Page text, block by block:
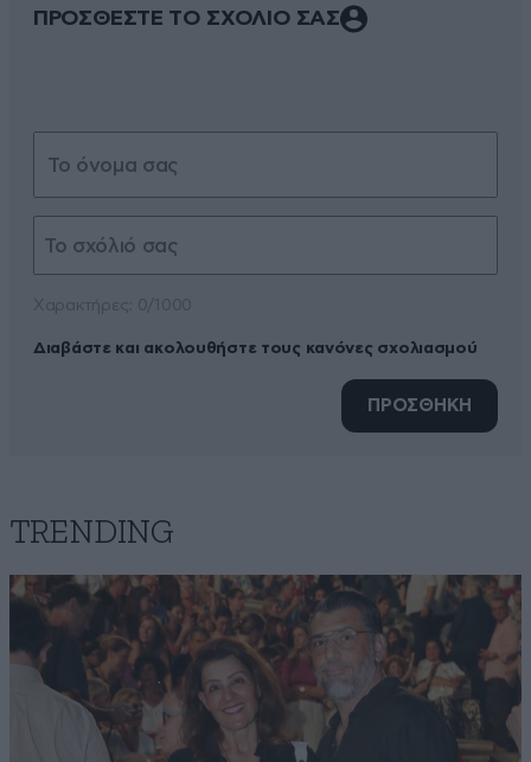
ΠΡΟΣΘΕΣΤΕ ΤΟ ΣΧΟΛΙΟ ΣΑΣ
Διαβάστε και ακολουθήστε τους κανόνες σχολιασμού
ΠΡΟΣΘΗΚΗ
TRENDING